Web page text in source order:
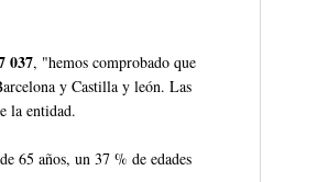
037, "hemos comprobado que
y Castilla y león. Las
la entidad.
65 años, un 37 % de edades